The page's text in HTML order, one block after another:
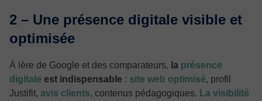
2 – Une présence digitale visible et
optimisée
À lère de Google et des comparateurs, la présence
digitale est indispensable : site web optimisé, profil
Justifit, avis clients, contenus pédagogiques. La visibilité